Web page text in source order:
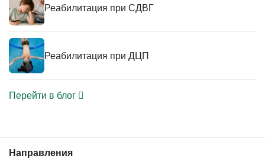
Реабилитация при СДВГ
Реабилитация при ДЦП
Перейти в блог
Направления